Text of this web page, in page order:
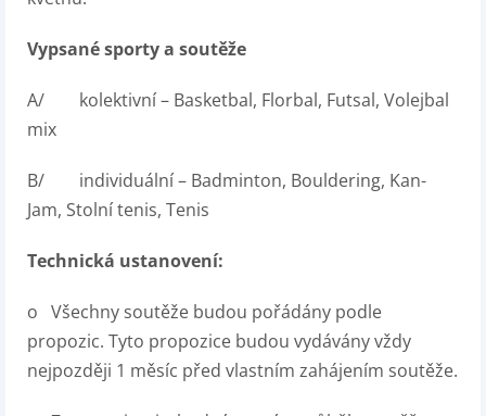
Vypsané sporty a soutěže
A/ kolektivní – Basketbal, Florbal, Futsal, Volejbal
mix
B/ individuální – Badminton, Bouldering, Kan-
Jam, Stolní tenis, Tenis
Technická ustanovení:
o Všechny soutěže budou pořádány podle
propozic. Tyto propozice budou vydávány vždy
nejpozději 1 měsíc před vlastním zahájením soutěže.